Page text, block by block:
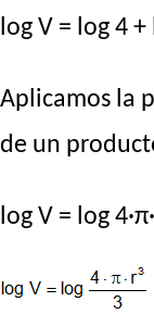
log V = log 4
Aplicamos la
de un
log V = log